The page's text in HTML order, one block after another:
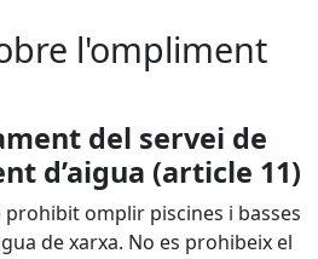
l'ompliment
del servei de
d’aigua (article 11)
omplir piscines i basses
de xarxa. No es prohibeix el